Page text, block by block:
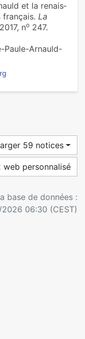
et la renais­
fran­çais. La
no 247.
Paule-Arnauld-
59 notices
web personnalisé
base de données :
06:30 (CEST)